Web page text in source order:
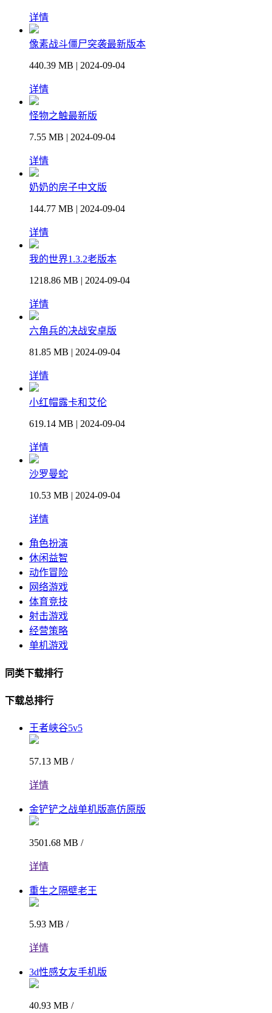
详情
像素战斗僵尸突袭最新版本
440.39 MB | 2024-09-04
详情
怪物之触最新版
7.55 MB | 2024-09-04
详情
奶奶的房子中文版
144.77 MB | 2024-09-04
详情
我的世界1.3.2老版本
1218.86 MB | 2024-09-04
详情
六角兵的决战安卓版
81.85 MB | 2024-09-04
详情
小红帽露卡和艾伦
619.14 MB | 2024-09-04
详情
沙罗曼蛇
10.53 MB | 2024-09-04
详情
角色扮演
休闲益智
动作冒险
网络游戏
体育竞技
射击游戏
经营策略
单机游戏
同类下载排行
下载总排行
王者峡谷5v5
57.13 MB /
详情
金铲铲之战单机版高仿原版
3501.68 MB /
详情
重生之隔壁老王
5.93 MB /
详情
3d性感女友手机版
40.93 MB /